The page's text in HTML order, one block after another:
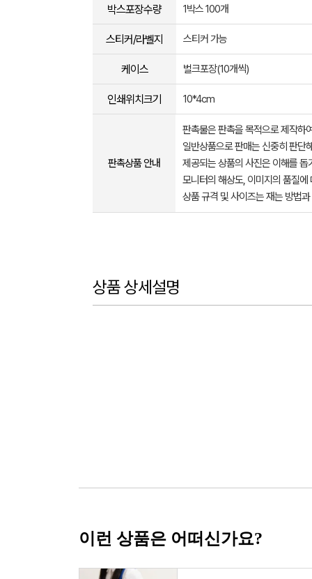
박스포장수량 1박스 100개
스티커/라벨지 스티커 가능
케이스 벌크포장(10개씩)
인쇄위치크기 10*4cm
판촉상품 안내
판촉물은 판촉을 목적으로 제작하
일반상품으로 판매는 신중히 판단
제공되는 상품의 사진은 이해를
모니터의 해상도, 이미지의 품질
상품 규격 및 사이즈는 재는 방법
상품 상세설명
이런 상품은 어떠신가요?